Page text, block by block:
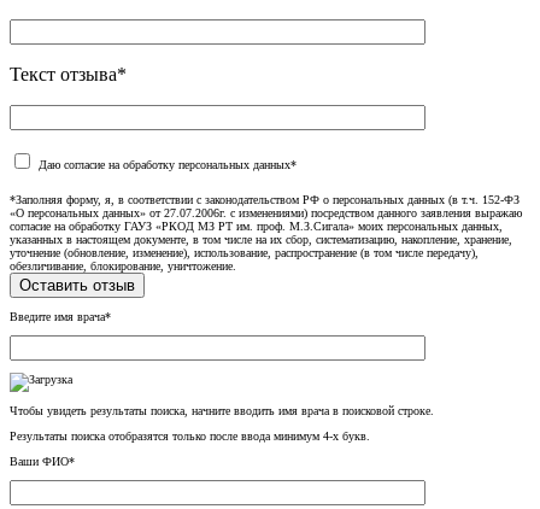
Текст отзыва*
Даю согласие на обработку персональных данных*
*Заполняя форму, я, в соответствии с законодательством РФ о персональных данных (в т.ч. 152-ФЗ
«О персональных данных» от 27.07.2006г. с изменениями) посредством данного заявления выражаю
согласие на обработку ГАУЗ «РКОД МЗ РТ им. проф. М.З.Сигала» моих персональных данных,
указанных в настоящем документе, в том числе на их сбор, систематизацию, накопление, хранение,
уточнение (обновление, изменение), использование, распространение (в том числе передачу),
обезличивание, блокирование, уничтожение.
Введите имя врача*
Чтобы увидеть результаты поиска, начните вводить имя врача в поисковой строке.
Результаты поиска отобразятся только после ввода минимум 4-х букв.
Ваши ФИО*